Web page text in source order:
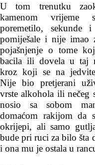
U tom trenutku
kamenom
poremetilo, sekunde
pomiješale i nije imao
pojašnjenje o tome
bacila ili dovela u taj
kroz koji se na
Nije bio pretjerani
vrste alkohola ili nečeg
nosio sa sobom
domaćom rakijom da
okrijepi, ali samo
bude pri ruci za bilo šta
i ona mu je ostala u